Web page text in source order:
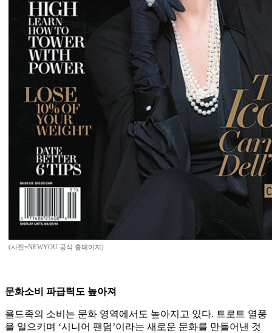
(사진=NEWYOU 공식 홈페이지)
문화소비 파급력도 높아져
욜드족의 소비는 문화 영역에서도 높아지고 있다. 트로트 열풍
을 일으키며 ‘시니어 팬덤’이라는 새로운 문화를 만들어낸 것